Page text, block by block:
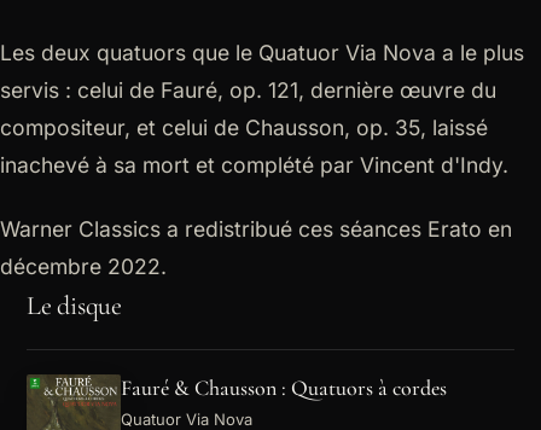
Les deux quatuors que le Quatuor Via Nova a le plus
servis : celui de Fauré, op. 121, dernière œuvre du
compositeur, et celui de Chausson, op. 35, laissé
inachevé à sa mort et complété par Vincent d'Indy.
Warner Classics a redistribué ces séances Erato en
décembre 2022.
Le disque
Fauré & Chausson : Quatuors à cordes
Quatuor Via Nova